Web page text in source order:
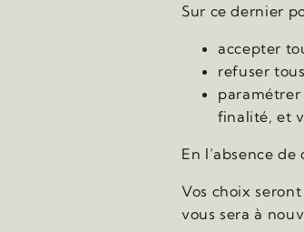
Sur ce dernier
accepter
refuser
paramétrer
finalité, et
En l’absence
Vos choix
vous sera à